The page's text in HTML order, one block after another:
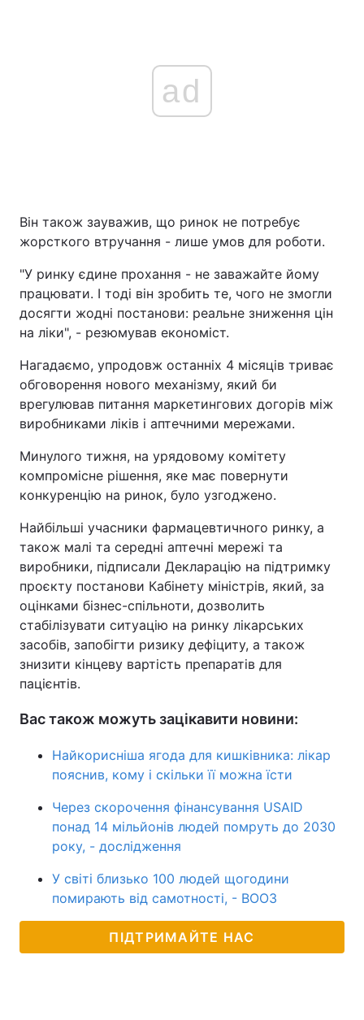
ad
Він також зауважив, що ринок не потребує
жорсткого втручання - лише умов для роботи.
"У ринку єдине прохання - не заважайте йому
працювати. І тоді він зробить те, чого не змогли
досягти жодні постанови: реальне зниження цін
на ліки", - резюмував економіст.
Нагадаємо, упродовж останніх 4 місяців триває
обговорення нового механізму, який би
врегулював питання маркетингових догорів між
виробниками ліків і аптечними мережами.
Минулого тижня, на урядовому комітету
компромісне рішення, яке має повернути
конкуренцію на ринок, було узгоджено.
Найбільші учасники фармацевтичного ринку, а
також малі та середні аптечні мережі та
виробники, підписали Декларацію на підтримку
проєкту постанови Кабінету міністрів, який, за
оцінками бізнес-спільноти, дозволить
стабілізувати ситуацію на ринку лікарських
засобів, запобігти ризику дефіциту, а також
знизити кінцеву вартість препаратів для
пацієнтів.
Вас також можуть зацікавити новини:
Найкорисніша ягода для кишківника: лікар
пояснив, кому і скільки її можна їсти
Через скорочення фінансування USAID
понад 14 мільйонів людей помруть до 2030
року, - дослідження
У світі близько 100 людей щогодини
помирають від самотності, - ВООЗ
ПІДТРИМАЙТЕ НАС